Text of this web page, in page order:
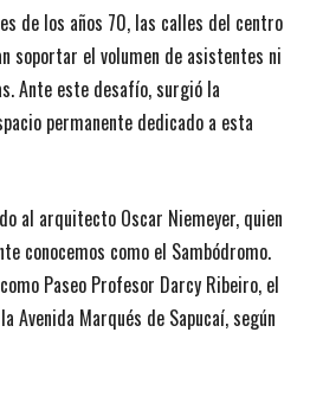
de los años 70, las calles del centro
soportar el volumen de asistentes ni
Ante este desafío, surgió la
permanente dedicado a esta
al arquitecto Oscar Niemeyer, quien
conocemos como el Sambódromo.
Paseo Profesor Darcy Ribeiro, el
Avenida Marqués de Sapucaí, según